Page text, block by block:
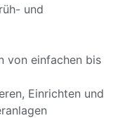
und
von einfachen bis
Einrichten und